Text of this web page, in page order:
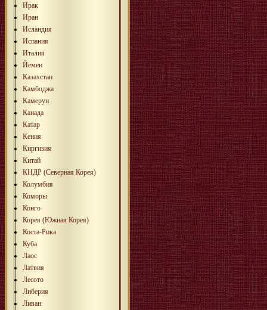
Ирак
Иран
Исландия
Испания
Италия
Йемен
Казахстан
Камбоджа
Камерун
Канада
Катар
Кения
Киргизия
Китай
КНДР (Северная Корея)
Колумбия
Коморы
Конго
Корея (Южная Корея)
Коста-Рика
Куба
Лаос
Латвия
Лесото
Либерия
Ливан